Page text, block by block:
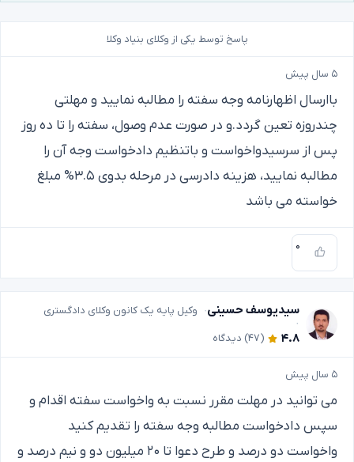
پاسخ توسط یکی از وکلای بنیاد وکلا
۵ سال پیش
باارسال اظهارنامه وجه سفته را مطالبه نمایید و مهلتی
چندروزه تعین گردد.و در صورت عدم وصول، سفته را تا ده روز
پس از سرسیدواخواست و باتنظیم دادخواست وجه آن را
مطالبه نمایید، هزینه دادرسی در مرحله بدوی ۳.۵% مبلغ
خواسته می باشد
۰
سیدیوسف حسینی وکیل پایه یک کانون وکلای دادگستری
۴.۸ (۴۷) دیدگاه
۵ سال پیش
می توانید در مهلت مقرر نسبت به واخواست سفته اقدام و
سپس دادخواست مطالبه وجه سفته را تقدیم کنید
واخواست دو درصد و طرح دعوا تا ۲۰ میلیون دو و نیم درصد و